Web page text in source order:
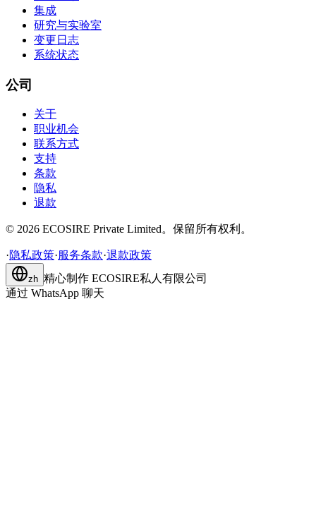
集成
研究与实验室
变更日志
系统状态
公司
关于
职业机会
联系方式
支持
条款
隐私
退款
© 2026 ECOSIRE Private Limited。保留所有权利。
·隐私政策·服务条款·退款政策
zh 精心制作 ECOSIRE私人有限公司
通过 WhatsApp 聊天